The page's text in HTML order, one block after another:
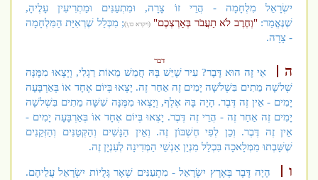
יִשְׂרָאֵל מִלְחָמָה - הֲרֵי זוֹ צָרָה, וּמִתְעַנִּים וּמַתְרִיעִין עָלֶיהָ,
שֶׁנֶּאֱמַר:"וְחֶרֶב לֹא תַעֲבֹר בְּאַרְצְכֶם" (ויקרא כו,ו); מִכְּלַל שֶׁרְאִיַּת הַמִּלְחָמָה
- צָרָה.
דבר
ה
אֵי זֶה הוּא דֶּבֶר? עִיר שֶׁיֵּשׁ בָּהּ חֲמֵשׁ מֵאוֹת רַגְלִי, וְיָצְאוּ מִמֶּנָּה
שְׁלשָׁה מֵתִים בִּשְׁלשָׁה יָמִים זֶה אַחַר זֶה. יָצְאוּ בְּיוֹם אֶחָד אוֹ בְּאַרְבָּעָה
יָמִים - אֵין זֶה דֶּבֶר. הָיָה בָּהּ אֶלֶף, וְיָצְאוּ מִמֶּנָּה שִׁשָּׁה מֵתִים בִּשְׁלשָׁה
יָמִים זֶה אַחַר זֶה - הֲרֵי זֶה דֶּבֶר. יָצְאוּ בְּיוֹם אֶחָד אוֹ בְּאַרְבָּעָה יָמִים -
אֵין זֶה דֶּבֶר. וְכֵן לְפִי חֶשְׁבּוֹן זֶה. וְאֵין הַנָּשִׁים וְהַקְּטַנִּים וְהַזְּקֵנִים
שֶׁשָּׁבְתוּ מִמְּלָאכָה בִּכְלַל מִנְיַן אַנְשֵׁי הַמְּדִינָה לְעִנְיָן זֶה.
ו
הָיָה דֶּבֶר בְּאֶרֶץ יִשְׂרָאֵל - מִתְעַנִּים שְׁאָר גָּלֻיוֹת יִשְׂרָאֵל עֲלֵיהֶם.